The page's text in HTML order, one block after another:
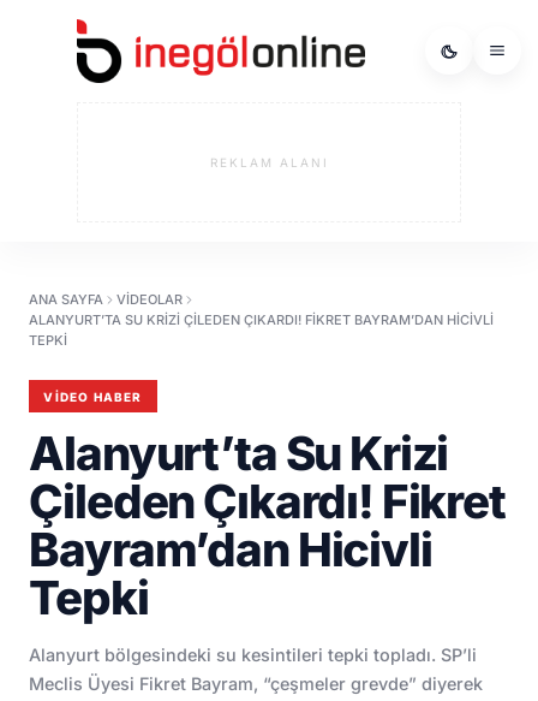
REKLAM ALANI
ANA SAYFA
VIDEOLAR
ALANYURT’TA SU KRIZI ÇILEDEN ÇIKARDI! FIKRET BAYRAM’DAN HICIVLI
TEPKI
VIDEO HABER
Alanyurt’ta Su Krizi
Çileden Çıkardı! Fikret
Bayram’dan Hicivli
Tepki
Alanyurt bölgesindeki su kesintileri tepki topladı. SP’li
Meclis Üyesi Fikret Bayram, “çeşmeler grevde” diyerek